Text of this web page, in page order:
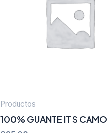
Productos
100% GUANTE IT S CAMO